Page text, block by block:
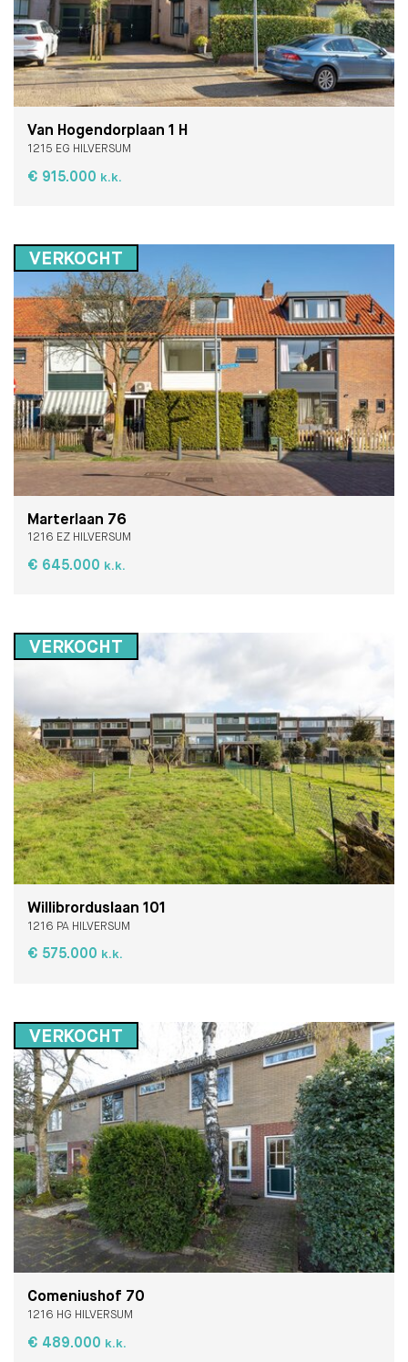
Van Hogendorplaan 1 H
1215 EG HILVERSUM
€ 915.000 k.k.
VERKOCHT
Marterlaan 76
1216 EZ HILVERSUM
€ 645.000 k.k.
VERKOCHT
Willibrorduslaan 101
1216 PA HILVERSUM
€ 575.000 k.k.
VERKOCHT
Comeniushof 70
1216 HG HILVERSUM
€ 489.000 k.k.